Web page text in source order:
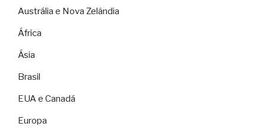
Austrália e Nova Zelândia
África
Ásia
Brasil
EUA e Canadá
Europa